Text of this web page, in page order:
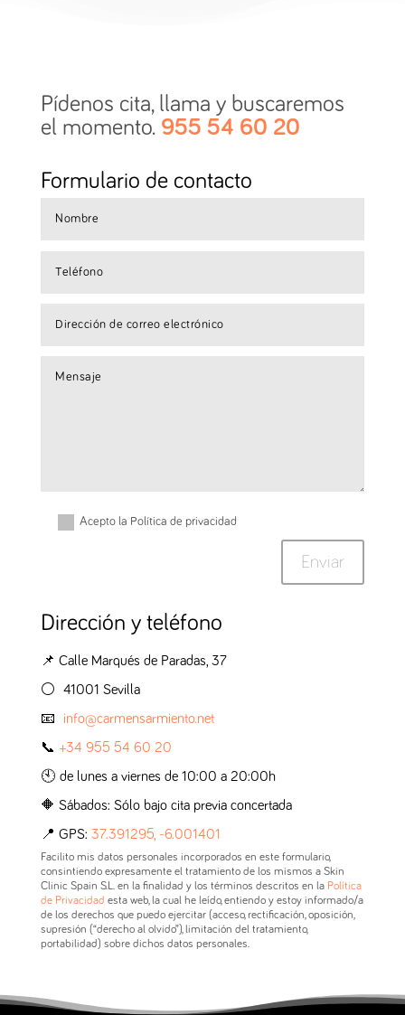
Pídenos cita, llama y buscaremos
el momento. 955 54 60 20
Formulario de contacto
Acepto la Política de privacidad
Enviar
Dirección y teléfono
📌 Calle Marqués de Paradas, 37
⚪️ 41001 Sevilla
📧
info@carmensarmiento.net
📞 +34 955 54 60 20
🕙 de lunes a viernes de 10:00 a 20:00h
🔶 Sábados: Sólo bajo cita previa concertada
📍 GPS: 37.391295, -6.001401
Facilito mis datos personales incorporados en este formulario,
consintiendo expresamente el tratamiento de los mismos a Skin
Clinic Spain S.L. en la finalidad y los términos descritos en la Política
de Privacidad esta web, la cual he leído, entiendo y estoy informado/a
de los derechos que puedo ejercitar (acceso, rectificación, oposición,
supresión (“derecho al olvido”), limitación del tratamiento,
portabilidad) sobre dichos datos personales.